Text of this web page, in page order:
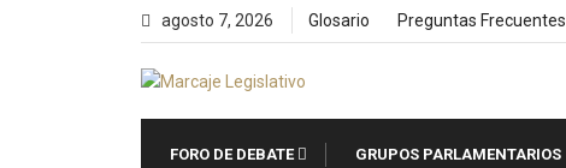
agosto 7, 2026 Glosario Preguntas Frecuentes
FORO DE DEBATE GRUPOS PARLAMENTARIOS